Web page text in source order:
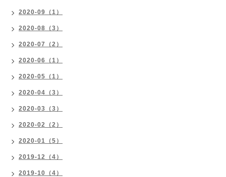
2020-09（1）
2020-08（3）
2020-07（2）
2020-06（1）
2020-05（1）
2020-04（3）
2020-03（3）
2020-02（2）
2020-01（5）
2019-12（4）
2019-10（4）